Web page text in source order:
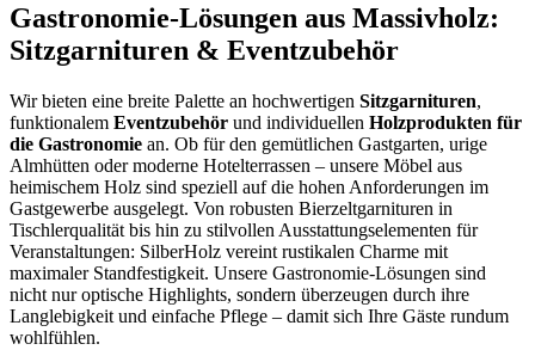
Gastronomie-Lösungen aus Massivholz:
Sitzgarnituren & Eventzubehör
Wir bieten eine breite Palette an hochwertigen Sitzgarnituren,
funktionalem Eventzubehör und individuellen Holzprodukten für
die Gastronomie an. Ob für den gemütlichen Gastgarten, urige
Almhütten oder moderne Hotelterrassen – unsere Möbel aus
heimischem Holz sind speziell auf die hohen Anforderungen im
Gastgewerbe ausgelegt. Von robusten Bierzeltgarnituren in
Tischlerqualität bis hin zu stilvollen Ausstattungselementen für
Veranstaltungen: SilberHolz vereint rustikalen Charme mit
maximaler Standfestigkeit. Unsere Gastronomie-Lösungen sind
nicht nur optische Highlights, sondern überzeugen durch ihre
Langlebigkeit und einfache Pflege – damit sich Ihre Gäste rundum
wohlfühlen.